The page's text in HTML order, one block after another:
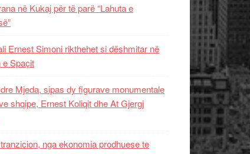
në Kukaj për të parë “Lahuta e
Ernest Simoni rikthehet si dëshmitar në
e Spaçit
Mjeda, sipas dy figurave monumentale
shqipe, Ernest Koliqit dhe At Gjergj
nga ekonomia prodhuese te